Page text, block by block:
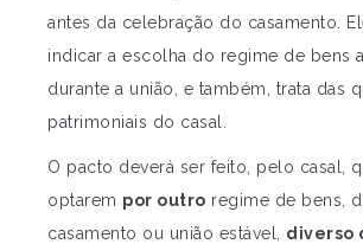
antes da celebração do casamento.
indicar a escolha do regime de bens
durante a união, e também, trata das
patrimoniais do casal.
O pacto deverá ser feito, pelo casal,
optarem por outro regime de bens,
casamento ou união estável, diverso